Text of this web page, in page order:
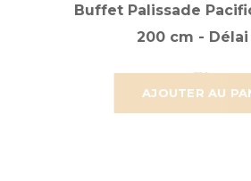
AJOUTER AU
Buffet Palissade
200 cm -
207,235 €